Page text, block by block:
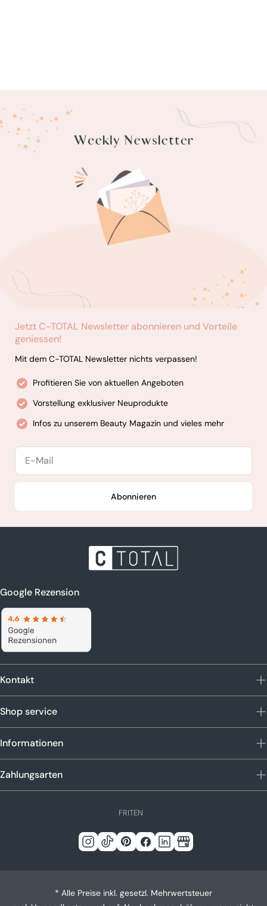
Jetzt C-TOTAL Newsletter abonnieren und Vorteile
geniessen!
Mit dem C-TOTAL Newsletter nichts verpassen!
Profitieren Sie von aktuellen Angeboten
Vorstellung exklusiver Neuprodukte
Infos zu unserem Beauty Magazin und vieles mehr
E-
Abonnieren
Google Rezension
Kontakt
Shop service
Informationen
Zahlungsarten
S
r
e
EN
IT
FR
Instagram
TickPinterestFacebook
LinkedinGoogle
* Alle Preise inkl. gesetzl. Mehrwertsteuer